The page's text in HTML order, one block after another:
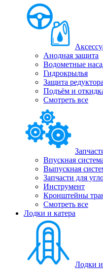
Анодная защита
Водометные
Гидрокрылья
Защита редуктора
Подъём и
Смотреть все
Впускная
Выпускная
Запчасти для
Инструмент
Кронштейны
Смотреть все
Лодки и катера
Лодки и